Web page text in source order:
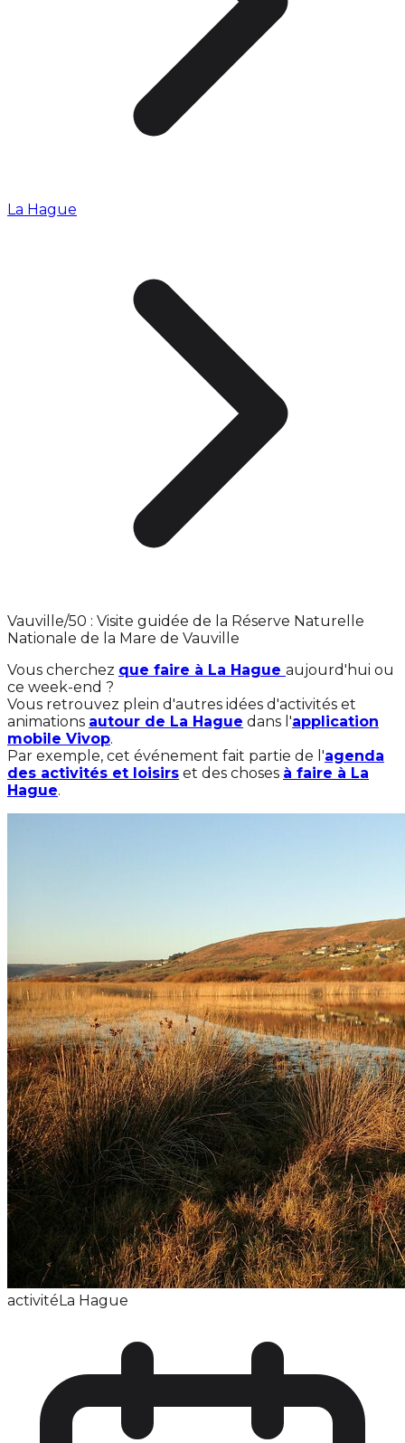
La Hague
Vauville/50 : Visite guidée de la Réserve Naturelle
Nationale de la Mare de Vauville
Vous cherchez que faire à La Hague aujourd'hui ou
ce week-end ?
Vous retrouvez plein d'autres idées d'activités et
animations autour de La Hague dans l'application
mobile Vivop.
Par exemple, cet événement fait partie de l'agenda
des activités et loisirs et des choses à faire à La
Hague.
activitéLa Hague